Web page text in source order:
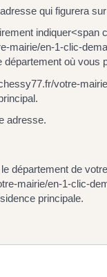
qui figurera
mairie/en-1-clic-
où vous
votre-
adresse.
département de
mairie/en-1-clic-
principale.